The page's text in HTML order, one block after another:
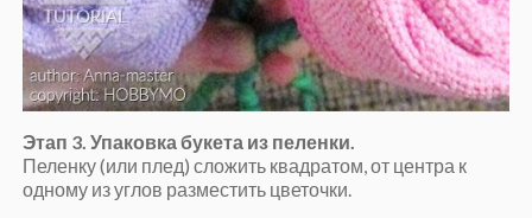
Этап 3. Упаковка букета из пеленки.
Пеленку (или плед) сложить квадратом, от центра к
одному из углов разместить цветочки.